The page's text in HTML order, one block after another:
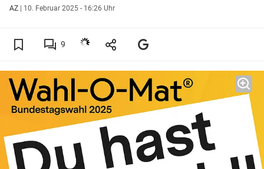
AZ | 10. Februar 2025 - 16:26 Uhr
9